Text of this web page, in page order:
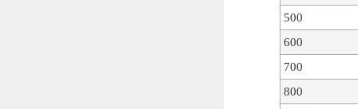
500
600
700
800